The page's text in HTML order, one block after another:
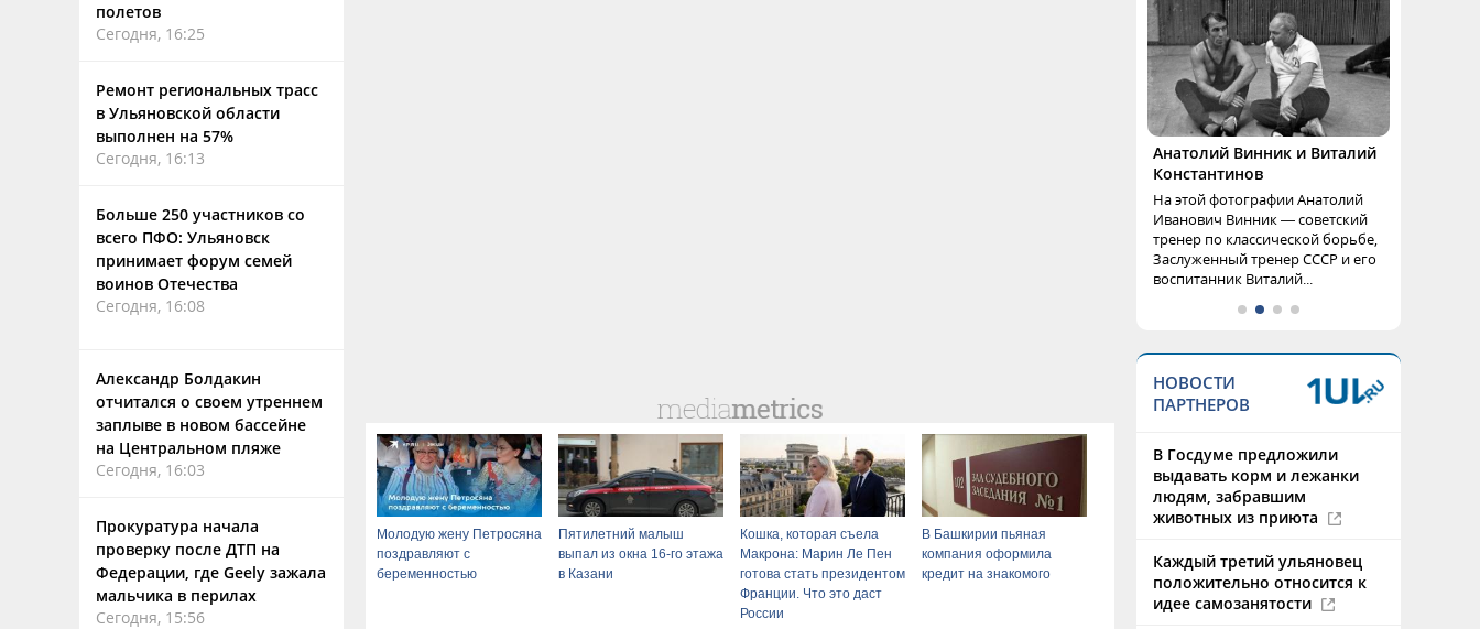
полетов
Сегодня, 16:25
Ремонт региональных трасс
в Ульяновской области
выполнен на 57%
Сегодня, 16:13
Больше 250 участников со
всего ПФО: Ульяновск
принимает форум семей
воинов Отечества
Сегодня, 16:08
Александр Болдакин
отчитался о своем утреннем
заплыве в новом бассейне
на Центральном пляже
Сегодня, 16:03
Прокуратура начала
проверку после ДТП на
Федерации, где Geely зажала
мальчика в перилах
Сегодня, 15:56
Молодую жену Петросяна
поздравляют с
беременностью
Пятилетний малыш
выпал из окна 16-го этажа
в Казани
Кошка, которая съела
Макрона: Марин Ле Пен
готова стать президентом
Франции. Что это даст
России
В Башкирии пьяная
компания оформила
кредит на знакомого
Анатолий Винник и Виталий
Константинов
На этой фотографии Анатолий
Иванович Винник — советский
тренер по классической борьбе,
Заслуженный тренер СССР и его
воспитанник Виталий...
НОВОСТИ
ПАРТНЕРОВ
В Госдуме предложили
выдавать корм и лежанки
людям, забравшим
животных из приюта
Каждый третий ульяновец
положительно относится к
идее самозанятости